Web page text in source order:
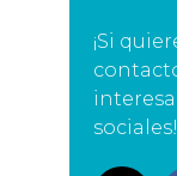
¡Si
sociales!